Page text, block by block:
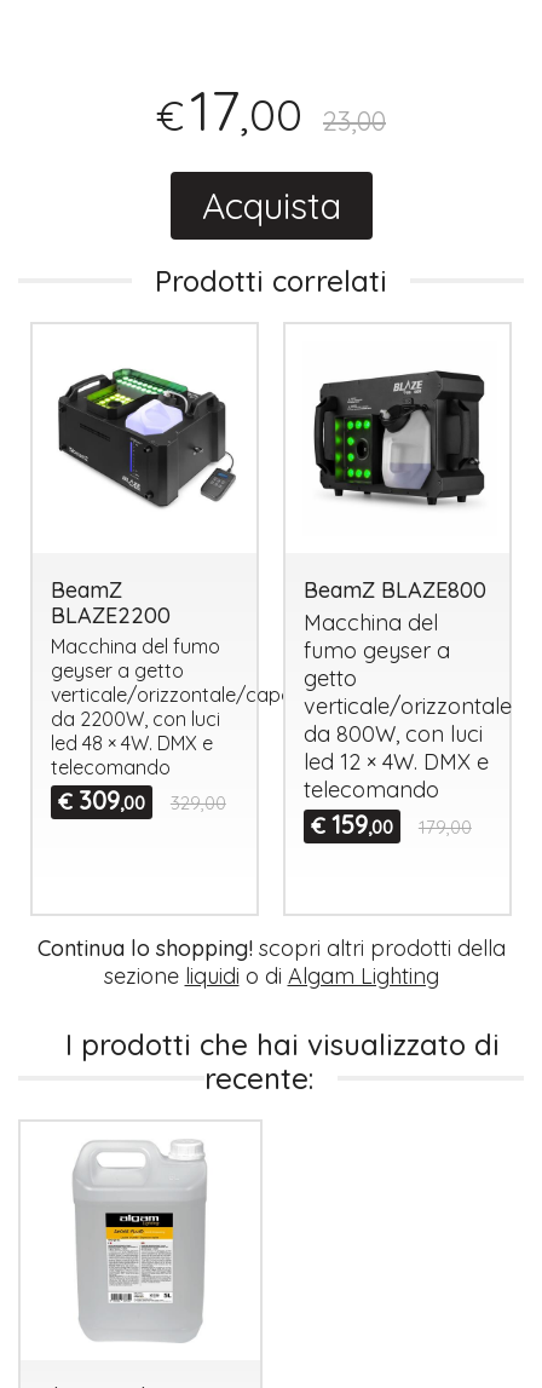
€17,00 23,00
Acquista
Prodotti correlati
BeamZ
BLAZE2200
Macchina del fumo
geyser a getto
verticale/orizzontale/capovolta
da 2200W, con luci
led 48 × 4W. DMX e
telecomando
€ 309,00 329,00
BeamZ BLAZE800
Macchina del
fumo geyser a
getto
verticale/orizzontale
da 800W, con luci
led 12 × 4W. DMXe
telecomando
€ 159,00 179,00
Continua lo shopping!scopri altri prodotti della
sezione liquidi o di Algam Lighting
I prodotti che hai visualizzato di
recente: